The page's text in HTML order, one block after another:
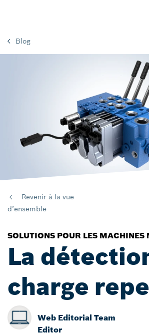
Blog
Revenir à la vue
d’ensemble
SOLUTIONS POUR LES MACHINES
La
charge
Web Editorial Team
Editor